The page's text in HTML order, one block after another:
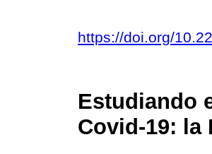
https://doi.org/
Estudiando
Covid-19: la